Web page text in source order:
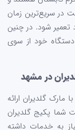
در سریع‌ترین زمان
تعمیر شود. در چنین
خود از سوی
در مشهد
گلدیران ارائه
پکیج گلدیران
به خدمات داشته